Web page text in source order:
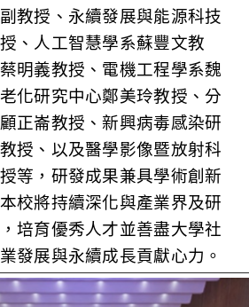
教授、永續發展與能源科技
、人工智慧學系蘇豐文教
明義教授、電機工程學系魏
化研究中心鄭美玲教授、分
正崙教授、新興病毒感染研
授、以及醫學影像暨放射科
等，研發成果兼具學術創新
校將持續深化與產業界及研
培育優秀人才並善盡大學社
發展與永續成長貢獻心力。